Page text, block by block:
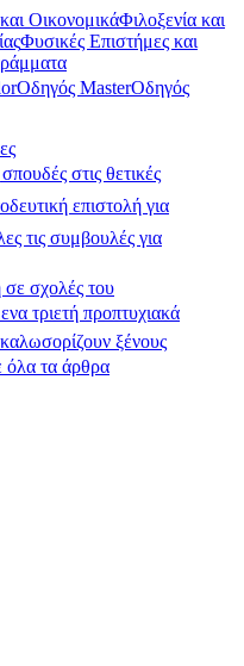
ΟικονομικάΦιλοξενία και
Φυσικές Επιστήμες και
Οδηγός MasterΟδηγός
στις θετικές
επιστολή για
τις συμβουλές για
σχολές του
τριετή προπτυχιακά
ξένους
όλα τα άρθρα